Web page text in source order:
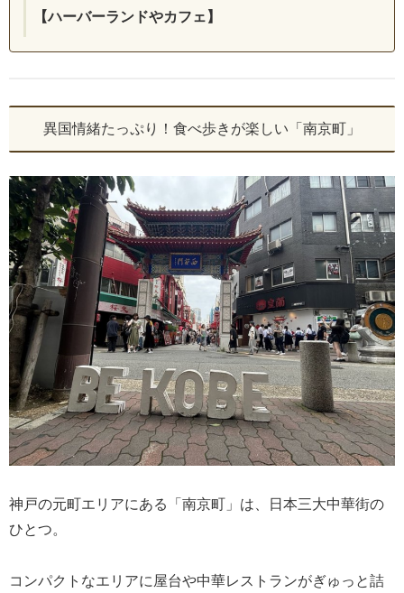
【ハーバーランドやカフェ】
異国情緒たっぷり！食べ歩きが楽しい「南京町」
神戸の元町エリアにある「南京町」は、日本三大中華街の
ひとつ。
コンパクトなエリアに屋台や中華レストランがぎゅっと詰